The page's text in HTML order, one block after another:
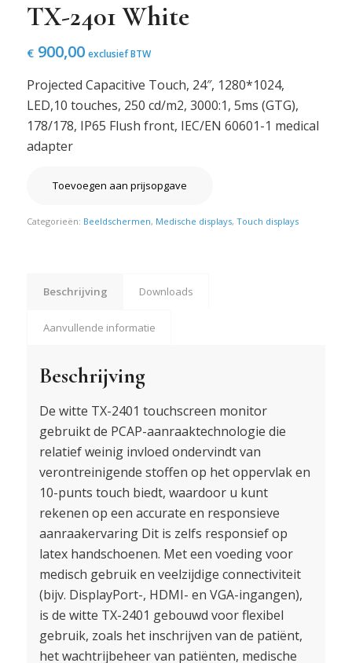
TX-2401 White
€900,00 exclusief BTW
Projected Capacitive Touch, 24″, 1280*1024,
LED,10 touches, 250 cd/m2, 3000:1, 5ms (GTG),
178/178, IP65 Flush front, IEC/EN 60601-1 medical
adapter
Toevoegen aan prijsopgave
Categorieën: Beeldschermen, Medische displays, Touch displays
Beschrijving Downloads
Aanvullende informatie
Beschrijving
De witte TX-2401 touchscreen monitor
gebruikt de PCAP-aanraaktechnologie die
relatief weinig invloed ondervindt van
verontreinigende stoffen op het oppervlak en
10-punts touch biedt, waardoor u kunt
rekenen op een accurate en responsieve
aanraakervaring Dit is zelfs responsief op
latex handschoenen. Met een voeding voor
medisch gebruik en veelzijdige connectiviteit
(bijv. DisplayPort-, HDMI- en VGA-ingangen),
is de witte TX-2401 gebouwd voor flexibel
gebruik, zoals het inschrijven van de patiënt,
het wachtrijbeheer van patiënten, medische